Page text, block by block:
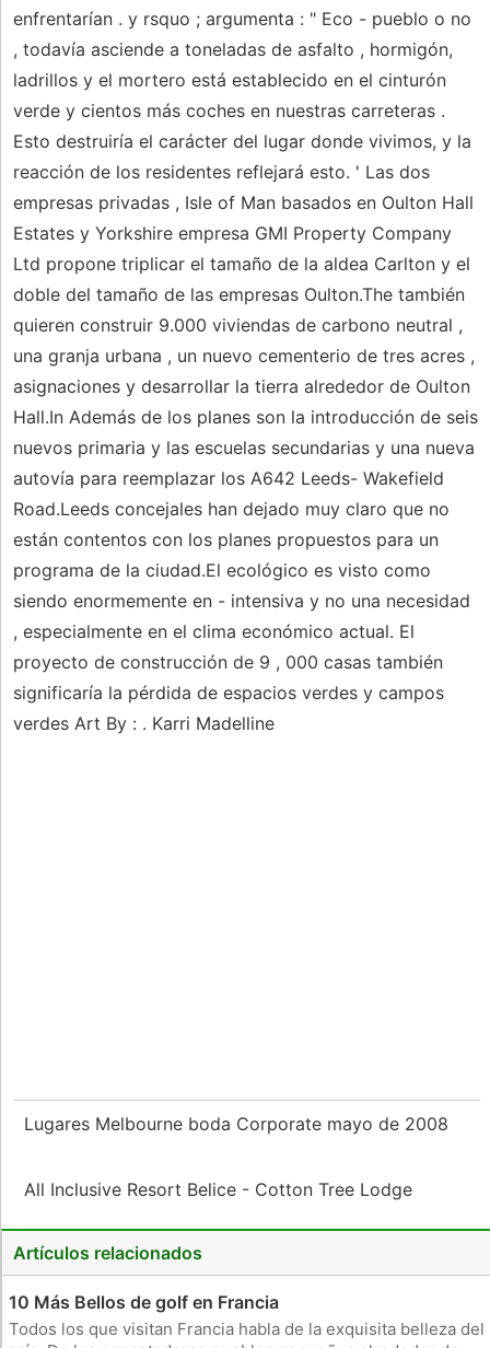
enfrentarían . y rsquo ; argumenta : " Eco - pueblo o no
, todavía asciende a toneladas de asfalto , hormigón,
ladrillos y el mortero está establecido en el cinturón
verde y cientos más coches en nuestras carreteras .
Esto destruiría el carácter del lugar donde vivimos, y la
reacción de los residentes reflejará esto. ' Las dos
empresas privadas , Isle of Man basados ​​en Oulton Hall
Estates y Yorkshire empresa GMI Property Company
Ltd propone triplicar el tamaño de la aldea Carlton y el
doble del tamaño de las empresas Oulton.The también
quieren construir 9.000 viviendas de carbono neutral ,
una granja urbana , un nuevo cementerio de tres acres ,
asignaciones y desarrollar la tierra alrededor de Oulton
Hall.In Además de los planes son la introducción de seis
nuevos primaria y las escuelas secundarias y una nueva
autovía para reemplazar los A642 Leeds- Wakefield
Road.Leeds concejales han dejado muy claro que no
están contentos con los planes propuestos para un
programa de la ciudad.El ecológico es visto como
siendo enormemente en - intensiva y no una necesidad
, especialmente en el clima económico actual. El
proyecto de construcción de 9 , 000 casas también
significaría la pérdida de espacios verdes y campos
verdes Art By : . Karri Madelline
Lugares Melbourne boda Corporate mayo de 2008
All Inclusive Resort Belice - Cotton Tree Lodge
Artículos relacionados
10 Más Bellos de golf en Francia
Todos los que visitan Francia habla de la exquisita belleza del